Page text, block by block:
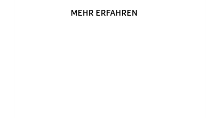
MEHR ERFAHREN